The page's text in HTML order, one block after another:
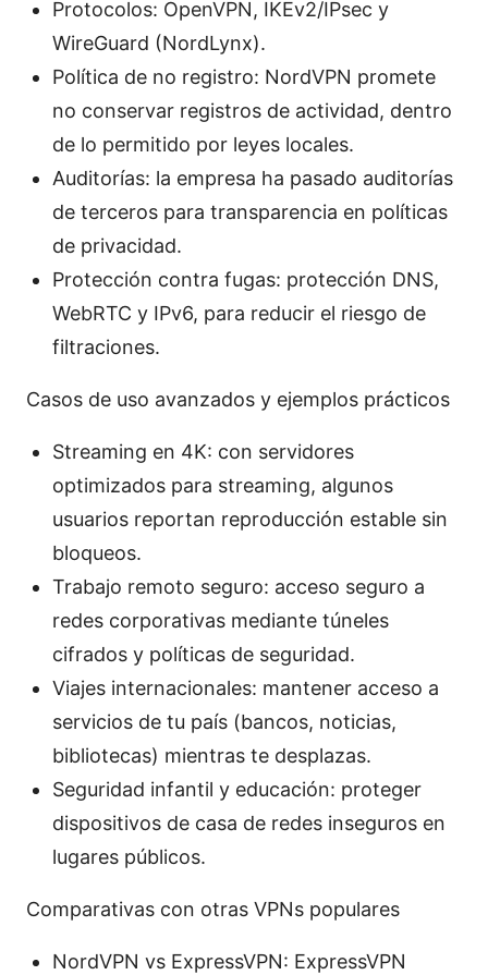
Protocolos: OpenVPN, IKEv2/IPsec y
WireGuard (NordLynx).
Política de no registro: NordVPN promete
no conservar registros de actividad, dentro
de lo permitido por leyes locales.
Auditorías: la empresa ha pasado auditorías
de terceros para transparencia en políticas
de privacidad.
Protección contra fugas: protección DNS,
WebRTC y IPv6, para reducir el riesgo de
filtraciones.
Casos de uso avanzados y ejemplos prácticos
Streaming en 4K: con servidores
optimizados para streaming, algunos
usuarios reportan reproducción estable sin
bloqueos.
Trabajo remoto seguro: acceso seguro a
redes corporativas mediante túneles
cifrados y políticas de seguridad.
Viajes internacionales: mantener acceso a
servicios de tu país (bancos, noticias,
bibliotecas) mientras te desplazas.
Seguridad infantil y educación: proteger
dispositivos de casa de redes inseguros en
lugares públicos.
Comparativas con otras VPNs populares
NordVPN vs ExpressVPN: ExpressVPN